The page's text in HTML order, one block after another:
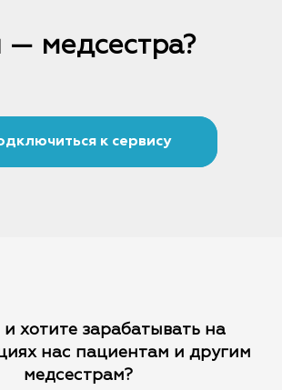
— медсестра?
к сервису
хотите зарабатывать на
нас пациентам и другим
медсестрам?